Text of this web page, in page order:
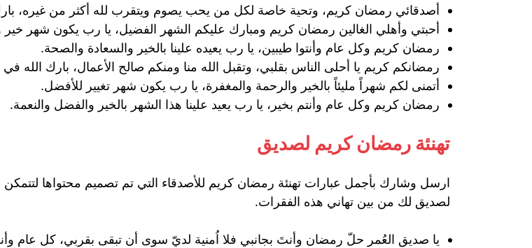
أصدقائي رمضان كريم، وتحية خاصة لكل من يحب يصوم ويتقرب لله أكثر من غيره،
أحبتي وأهلي الغالين رمضان كريم ومبارك عليكم الشهر الفضيل، يا رب يكون شهر خير
رمضان كريم وكل عام وأنتوا طيبين، يا رب يعيده علينا بالخير والسعادة والصحة.
رمضانكم كريم يا أحلى الناس بقلبي، وتقبل الله منا ومنكم صالح الأعمال، بارك الله في
أتمنى لكم شهراً مليئاً بالخير والرحمة والمغفرة، يا رب يكون شهر تغيير للأفضل.
رمضان كريم وكل عام وأنتم بخير، يا رب يعيد علينا هذا الشهر بالخير والفضل والنعمة.
تهنئة رمضان كريم لصديق
ارسل وشارك بأجمل عبارات تهنئة رمضان كريم للأصدقاء التي تم تصميم محتواها
لصديق لك من بين تهاني هذه الفقرات.
يا صديق العُمر حلّ رمضان وأنتَ بجانبي فلا اُمنية لديّ سوى أن تبقى بقربي، كل عام